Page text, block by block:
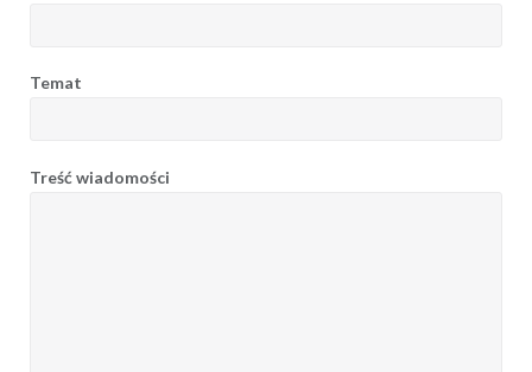
Temat
Treść wiadomości